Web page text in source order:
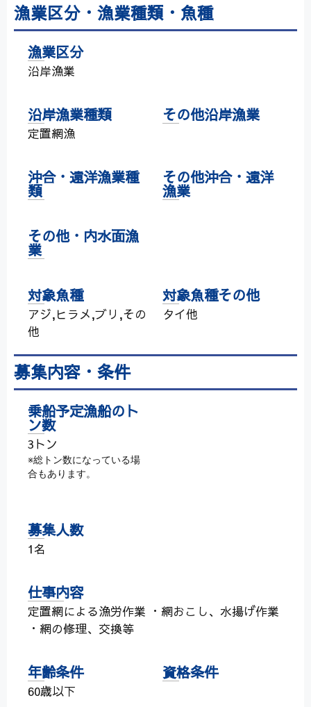
漁業区分・漁業種類・魚種
漁業区分
沿岸漁業
沿岸漁業種類
定置網漁
その他沿岸漁業
沖合・遠洋漁業種
類
その他沖合・遠洋
漁業
その他・内水面漁
業
対象魚種
アジ,ヒラメ,ブリ,その
他
対象魚種その他
タイ他
募集内容・条件
乗船予定漁船のト
ン数
3トン
※総トン数になっている場
合もあります。
募集人数
1名
仕事内容
定置網による漁労作業 ・網おこし、水揚げ作業
・網の修理、交換等
年齢条件
60歳以下
資格条件